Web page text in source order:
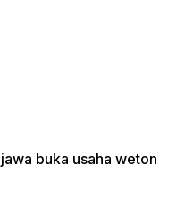
buka usaha weton